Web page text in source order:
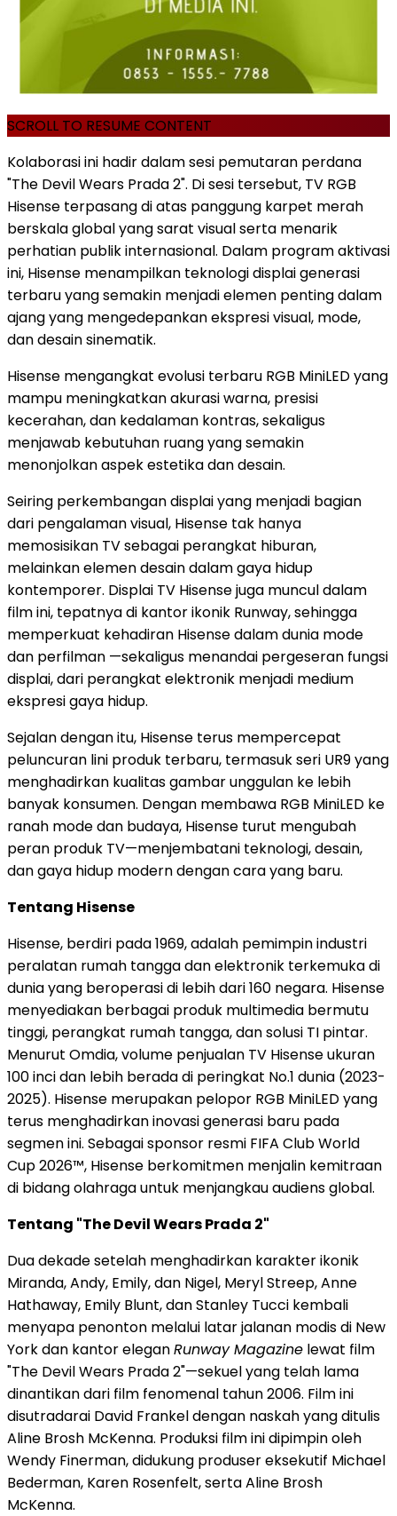
SCROLL TO RESUME CONTENT
Kolaborasi ini hadir dalam sesi pemutaran perdana
"The Devil Wears Prada 2". Di sesi tersebut, TV RGB
Hisense terpasang di atas panggung karpet merah
berskala global yang sarat visual serta menarik
perhatian publik internasional. Dalam program aktivasi
ini, Hisense menampilkan teknologi displai generasi
terbaru yang semakin menjadi elemen penting dalam
ajang yang mengedepankan ekspresi visual, mode,
dan desain sinematik.
Hisense mengangkat evolusi terbaru RGB MiniLED yang
mampu meningkatkan akurasi warna, presisi
kecerahan, dan kedalaman kontras, sekaligus
menjawab kebutuhan ruang yang semakin
menonjolkan aspek estetika dan desain.
Seiring perkembangan displai yang menjadi bagian
dari pengalaman visual, Hisense tak hanya
memosisikan TV sebagai perangkat hiburan,
melainkan elemen desain dalam gaya hidup
kontemporer. Displai TV Hisense juga muncul dalam
film ini, tepatnya di kantor ikonik Runway, sehingga
memperkuat kehadiran Hisense dalam dunia mode
dan perfilman —sekaligus menandai pergeseran fungsi
displai, dari perangkat elektronik menjadi medium
ekspresi gaya hidup.
Sejalan dengan itu, Hisense terus mempercepat
peluncuran lini produk terbaru, termasuk seri UR9 yang
menghadirkan kualitas gambar unggulan ke lebih
banyak konsumen. Dengan membawa RGB MiniLED ke
ranah mode dan budaya, Hisense turut mengubah
peran produk TV—menjembatani teknologi, desain,
dan gaya hidup modern dengan cara yang baru.
Tentang Hisense
Hisense, berdiri pada 1969, adalah pemimpin industri
peralatan rumah tangga dan elektronik terkemuka di
dunia yang beroperasi di lebih dari 160 negara. Hisense
menyediakan berbagai produk multimedia bermutu
tinggi, perangkat rumah tangga, dan solusi TI pintar.
Menurut Omdia, volume penjualan TV Hisense ukuran
100 inci dan lebih berada di peringkat No.1 dunia (2023-
2025). Hisense merupakan pelopor RGB MiniLED yang
terus menghadirkan inovasi generasi baru pada
segmen ini. Sebagai sponsor resmi FIFA Club World
Cup 2026™, Hisense berkomitmen menjalin kemitraan
di bidang olahraga untuk menjangkau audiens global.
Tentang "The Devil Wears Prada 2"
Dua dekade setelah menghadirkan karakter ikonik
Miranda, Andy, Emily, dan Nigel, Meryl Streep, Anne
Hathaway, Emily Blunt, dan Stanley Tucci kembali
menyapa penonton melalui latar jalanan modis di New
York dan kantor eleganRunway Magazine lewat film
"The Devil Wears Prada 2"—sekuel yang telah lama
dinantikan dari film fenomenal tahun 2006. Film ini
disutradarai David Frankel dengan naskah yang ditulis
Aline Brosh McKenna. Produksi film ini dipimpin oleh
Wendy Finerman, didukung produser eksekutif Michael
Bederman, Karen Rosenfelt, serta Aline Brosh
McKenna.